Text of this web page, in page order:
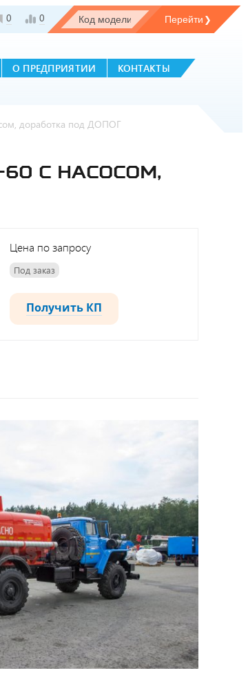
0 0
О ПРЕДПРИЯТИИ КОНТАКТЫ
доработка под ДОПОГ
60 С НАСОСОМ,
Цена по запросу
Под заказ
Получить КП